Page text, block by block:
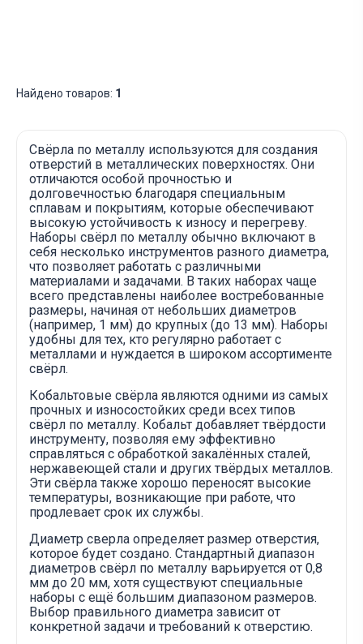
Найдено товаров: 1
Свёрла по металлу используются для создания
отверстий в металлических поверхностях. Они
отличаются особой прочностью и
долговечностью благодаря специальным
сплавам и покрытиям, которые обеспечивают
высокую устойчивость к износу и перегреву.
Наборы свёрл по металлу обычно включают в
себя несколько инструментов разного диаметра,
что позволяет работать с различными
материалами и задачами. В таких наборах чаще
всего представлены наиболее востребованные
размеры, начиная от небольших диаметров
(например, 1 мм) до крупных (до 13 мм). Наборы
удобны для тех, кто регулярно работает с
металлами и нуждается в широком ассортименте
свёрл.
Кобальтовые свёрла являются одними из самых
прочных и износостойких среди всех типов
свёрл по металлу. Кобальт добавляет твёрдости
инструменту, позволяя ему эффективно
справляться с обработкой закалённых сталей,
нержавеющей стали и других твёрдых металлов.
Эти свёрла также хорошо переносят высокие
температуры, возникающие при работе, что
продлевает срок их службы.
Диаметр сверла определяет размер отверстия,
которое будет создано. Стандартный диапазон
диаметров свёрл по металлу варьируется от 0,8
мм до 20 мм, хотя существуют специальные
наборы с ещё большим диапазоном размеров.
Выбор правильного диаметра зависит от
конкретной задачи и требований к отверстию.